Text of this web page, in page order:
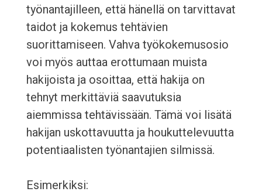
työnantajilleen, että hänellä on tarvittavat
taidot ja kokemus tehtävien
suorittamiseen. Vahva työkokemusosio
voi myös auttaa erottumaan muista
hakijoista ja osoittaa, että hakija on
tehnyt merkittäviä saavutuksia
aiemmissa tehtävissään. Tämä voi lisätä
hakijan uskottavuutta ja houkuttelevuutta
potentiaalisten työnantajien silmissä.
Esimerkiksi: